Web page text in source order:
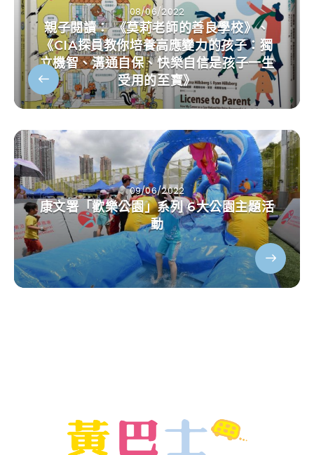
08/06/2022
親子閱讀： 《莫莉老師的善良學校》、
《CIA探員教你培養高應變力的孩子：獨
立機智、溝通自保、快樂自信是孩子一生
受用的至寶》
09/06/2022
康文署「歡樂公園」系列 6大公園主題活
動